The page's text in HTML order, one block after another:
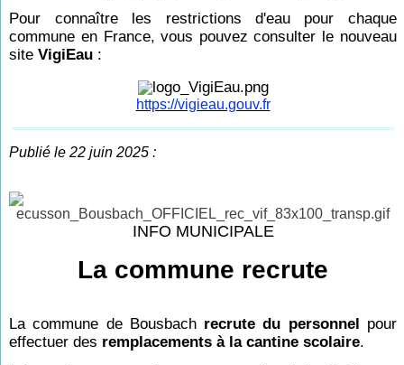
Pour connaître les restrictions d'eau pour chaque
commune en France, vous pouvez consulter le nouveau
siteVigiEau :
https://vigieau.gouv.fr
Publié le 22 juin 2025 :
INFO MUNICIPALE
La commune recrute
La commune de Bousbach recrute du personnel pour
effectuer des remplacements à la cantine scolaire.